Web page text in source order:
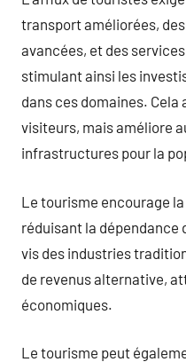
transport améliorées,
avancées, et des
stimulant ainsi les
dans ces domaines.
visiteurs, mais améliore
infrastructures pour la
Le tourisme encourage
réduisant la dépendance
vis des industries
de revenus alternative,
économiques.
Le tourisme peut